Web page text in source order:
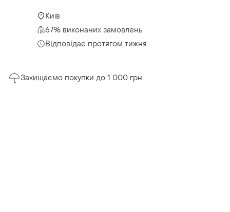
Київ
67% виконаних замовлень
Відповідає протягом тижня
Захищаємо покупки до 1 000 грн